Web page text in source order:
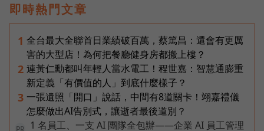
即時熱門文章
1 全台最大全聯首日業績破百萬，蔡篤昌：還會有更厲
害的大型店！為何把餐廳健身房都搬上樓？
2 連黃仁勳都叫年輕人當水電工！程世嘉：智慧通膨重
新定義「有價值的人」到底什麼樣子？
3 一張遺照「開口」說話，中間有8道關卡！翊嘉禮儀
怎麼做出AI告別式，讓逝者最後道別？
1 名員工、一支 AI 團隊全包辦——企業 AI 員工管理